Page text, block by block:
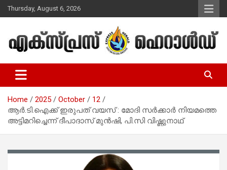
Skip
to
Thursday, August 6, 2026
Express Herald – Malayalam
Christian News
Home 2025 October
12
ആര്‍.ടി.ഐക്ക് ഇരുപത് വയസ് : മോദി സര്‍ക്കാര്‍ നിയമത്തെ
അട്ടിമറിച്ചെന്ന് ദീപാദാസ് മുന്‍ഷി, പി.സി വിഷ്ണുനാഥ്